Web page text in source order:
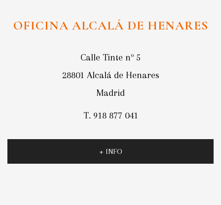
OFICINA ALCALÁ DE HENARES
Calle Tinte nº 5
28801 Alcalá de Henares
Madrid
T. 918 877 041
+ INFO